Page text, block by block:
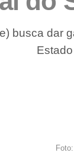
busca dar
Estado